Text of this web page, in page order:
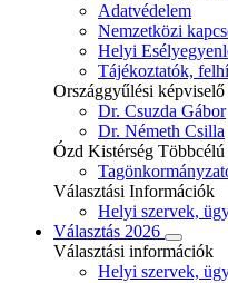
Adatvédelem
Nemzetközi
Helyi
Tájékoztatók,
Országgyűlési képviselő
Dr. Csuzda Gábor
Dr. Németh Csilla
Ózd Kistérség Többcélú
Választási Információk
Helyi szervek,
Választás 2026
Választási információk
Helyi szervek,